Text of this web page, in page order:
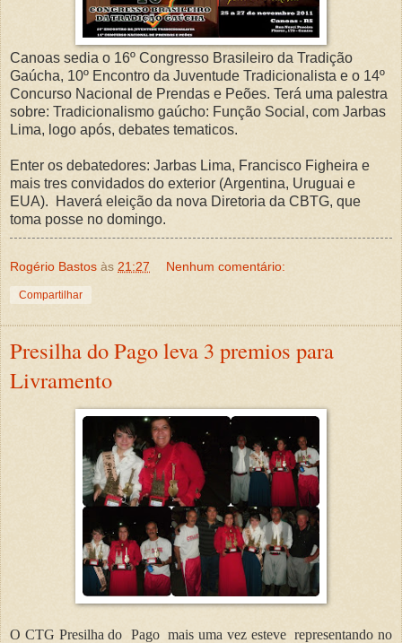
Canoas sedia o 16º Congresso Brasileiro da Tradição
Gaúcha, 10º Encontro da Juventude Tradicionalista e o 14º
Concurso Nacional de Prendas e Peões. Terá uma palestra
sobre: Tradicionalismo gaúcho: Função Social, com Jarbas
Lima, logo após, debates tematicos.
Enter os debatedores: Jarbas Lima, Francisco Figheira e
mais tres convidados do exterior (Argentina, Uruguai e
EUA). Haverá eleição da nova Diretoria da CBTG, que
toma posse no domingo.
Rogério Bastos às 21:27 Nenhum comentário:
Compartilhar
Presilha do Pago leva 3 premios para
Livramento
O CTG Presilha do Pago mais uma vez esteve representando no